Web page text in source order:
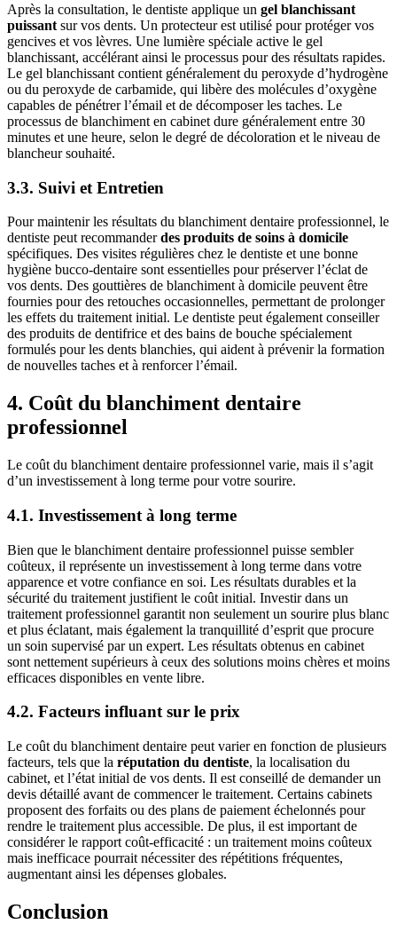
Après la consultation, le dentiste applique un gel blanchissant
puissant sur vos dents. Un protecteur est utilisé pour protéger vos
gencives et vos lèvres. Une lumière spéciale active le gel
blanchissant, accélérant ainsi le processus pour des résultats rapides.
Le gel blanchissant contient généralement du peroxyde d’hydrogène
ou du peroxyde de carbamide, qui libère des molécules d’oxygène
capables de pénétrer l’émail et de décomposer les taches. Le
processus de blanchiment en cabinet dure généralement entre 30
minutes et une heure, selon le degré de décoloration et le niveau de
blancheur souhaité.
3.3. Suivi et Entretien
Pour maintenir les résultats du blanchiment dentaire professionnel, le
dentiste peut recommanderdes produits de soins à domicile
spécifiques. Des visites régulières chez le dentiste et une bonne
hygiène bucco-dentaire sont essentielles pour préserver l’éclat de
vos dents. Des gouttières de blanchiment à domicile peuvent être
fournies pour des retouches occasionnelles, permettant de prolonger
les effets du traitement initial. Le dentiste peut également conseiller
des produits de dentifrice et des bains de bouche spécialement
formulés pour les dents blanchies, qui aident à prévenir la formation
de nouvelles taches et à renforcer l’émail.
4. Coût du blanchiment dentaire
professionnel
Le coût du blanchiment dentaire professionnel varie, mais il s’agit
d’un investissement à long terme pour votre sourire.
4.1. Investissement à long terme
Bien que le blanchiment dentaire professionnel puisse sembler
coûteux, il représente un investissement à long terme dans votre
apparence et votre confiance en soi. Les résultats durables et la
sécurité du traitement justifient le coût initial. Investir dans un
traitement professionnel garantit non seulement un sourire plus blanc
et plus éclatant, mais également la tranquillité d’esprit que procure
un soin supervisé par un expert. Les résultats obtenus en cabinet
sont nettement supérieurs à ceux des solutions moins chères et moins
efficaces disponibles en vente libre.
4.2. Facteurs influant sur le prix
Le coût du blanchiment dentaire peut varier en fonction de plusieurs
facteurs, tels que la réputation du dentiste, la localisation du
cabinet, et l’état initial de vos dents. Il est conseillé de demander un
devis détaillé avant de commencer le traitement. Certains cabinets
proposent des forfaits ou des plans de paiement échelonnés pour
rendre le traitement plus accessible. De plus, il est important de
considérer le rapport coût-efficacité : un traitement moins coûteux
mais inefficace pourrait nécessiter des répétitions fréquentes,
augmentant ainsi les dépenses globales.
Conclusion